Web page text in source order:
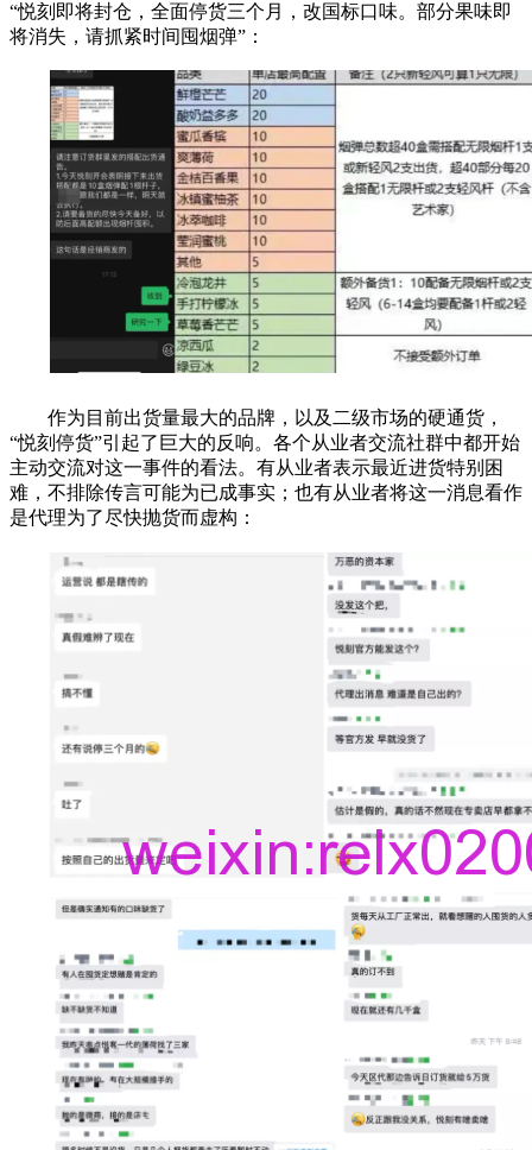
“悦刻即将封仓，全面停货三个月，改国标口味。部分果味即
将消失，请抓紧时间囤烟弹”：
作为目前出货量最大的品牌，以及二级市场的硬通货，
“悦刻停货”引起了巨大的反响。各个从业者交流社群中都开始
主动交流对这一事件的看法。有从业者表示最近进货特别困
难，不排除传言可能为已成事实；也有从业者将这一消息看作
是代理为了尽快抛货而虚构：